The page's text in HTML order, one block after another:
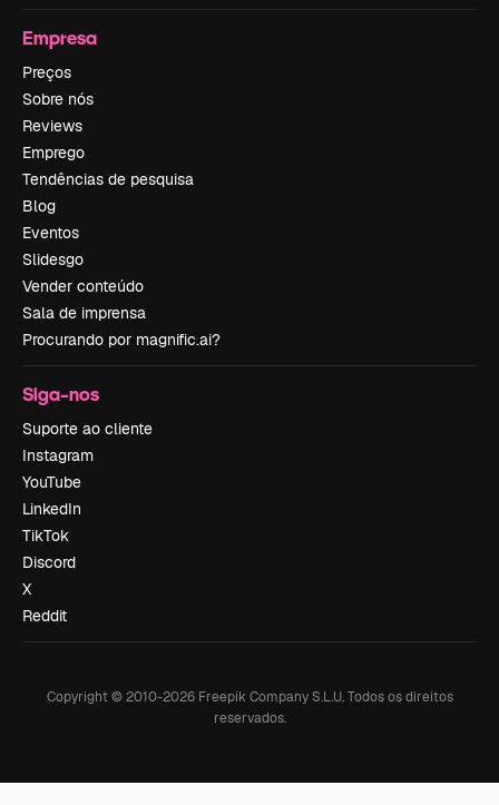
Empresa
Preços
Sobre nós
Reviews
Emprego
Tendências de pesquisa
Blog
Eventos
Slidesgo
Vender conteúdo
Sala de imprensa
Procurando por magnific.ai?
Siga-nos
Suporte ao cliente
Instagram
YouTube
LinkedIn
TikTok
Discord
X
Reddit
Copyright © 2010-2026Freepik Company S.L.U. Todos os direitos
reservados.